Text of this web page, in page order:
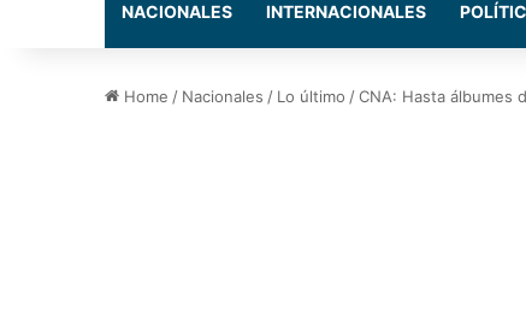
NACIONALES INTERNACIONALES
Home / Nacionales / Lo último /CNA: Hasta álbumes